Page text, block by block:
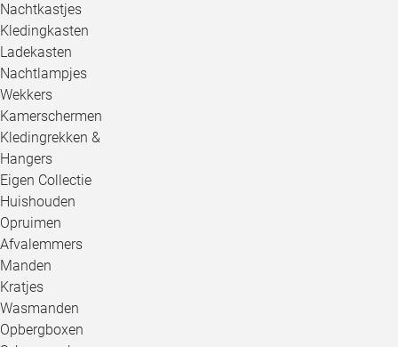
Nachtkastjes
Kledingkasten
Ladekasten
Nachtlampjes
Wekkers
Kamerschermen
Kledingrekken &
Hangers
Eigen Collectie
Huishouden
Opruimen
Afvalemmers
Manden
Kratjes
Wasmanden
Opbergboxen